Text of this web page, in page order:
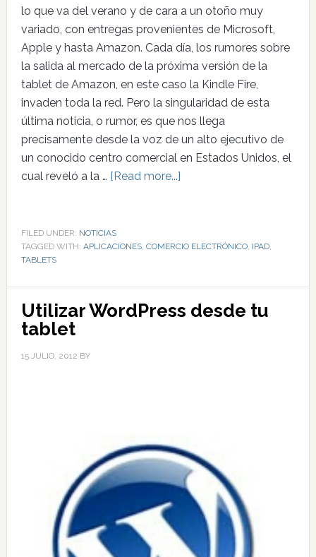
lo que va del verano y de cara a un otoño muy
variado, con entregas provenientes de Microsoft,
Apple y hasta Amazon. Cada día, los rumores sobre
la salida al mercado de la próxima versión de la
tablet de Amazon, en este caso la Kindle Fire,
invaden toda la red. Pero la singularidad de esta
última noticia, o rumor, es que nos llega
precisamente desde la voz de un alto ejecutivo de
un conocido centro comercial en Estados Unidos, el
cual reveló a la … [Read more...]
FILED UNDER: NOTICIAS
TAGGED WITH: APLICACIONES, COMERCIO ELECTRÓNICO, IPAD,
TABLETS
Utilizar WordPress desde tu
tablet
15 JULIO, 2012 BY